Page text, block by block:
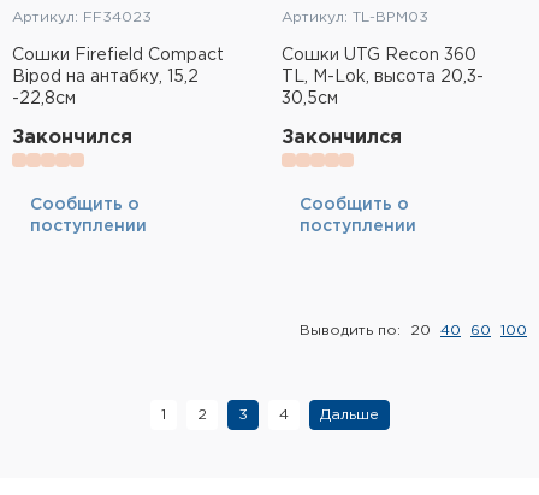
Артикул: FF34023
Cошки Firefield Compact
Bipod на антабку, 15,2
-22,8см
Закончился
Cообщить о
поступлении
Артикул: TL-BPM03
Сошки UTG Recon 360
TL, M-Lok, высота 20,3-
30,5см
Закончился
Cообщить о
поступлении
Выводить по: 20 40 60 100
1 2 3 4 Дальше